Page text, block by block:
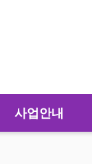
사업안내